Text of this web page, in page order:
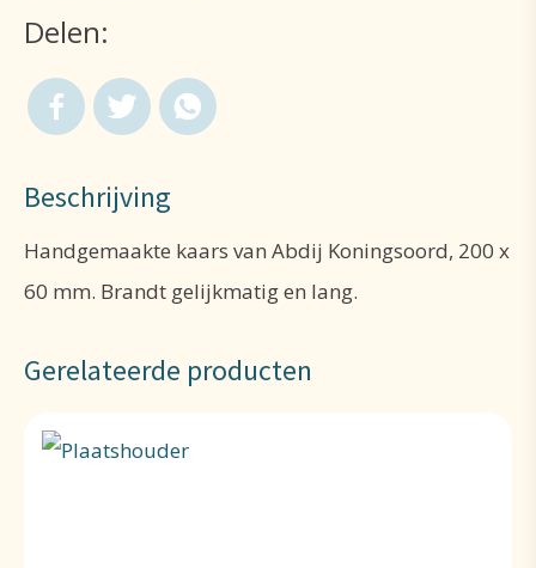
Delen:
Beschrijving
Handgemaakte kaars van Abdij Koningsoord, 200 x
60 mm. Brandt gelijkmatig en lang.
Gerelateerde producten